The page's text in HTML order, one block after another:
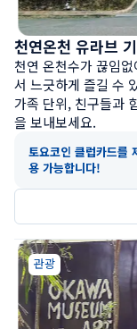
천연온천 유라브
천연 온천수가 끊임
서 느긋하게 즐길 수
가족 단위, 친구들과
을 보내보세요.
토요코인 클럽카드를
용 가능합니다!
관광